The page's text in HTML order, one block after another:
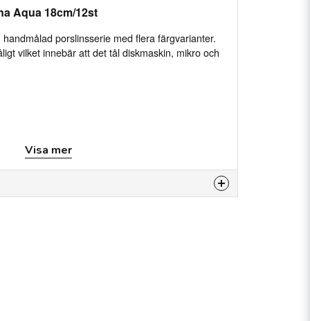
Aqua 18cm/12st
porslinsserie med flera färgvarianter.
vilket innebär att det tål diskmaskin, mikro och
Visa mer